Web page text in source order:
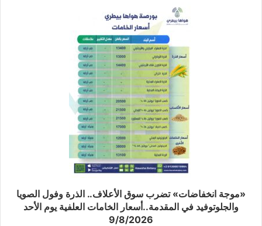
«موجة انخفاضات» تضرب سوق الأعلاف.. الذرة وفول الصويا
والجلوتوفيد في المقدمة..أسعار الخامات العلفية يوم الأحد
9/8/2026